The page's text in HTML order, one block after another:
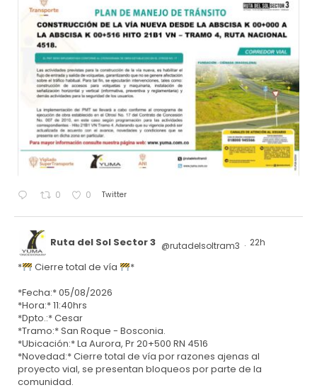
0 0 Twitter
Ruta del Sol Sector 3 @rutadelsoltram3 · 22h
* Cierre total de vía
*
*Fecha:* 05/08/2026
*Hora:* 11:40hrs
*Dpto.:* Cesar
*Tramo:* San Roque - Bosconia.
*Ubicación:* La Aurora, Pr 20+500 RN 4516
*Novedad:* Cierre total de vía por razones ajenas al
proyecto vial, se presentan bloqueos por parte de la
comunidad.